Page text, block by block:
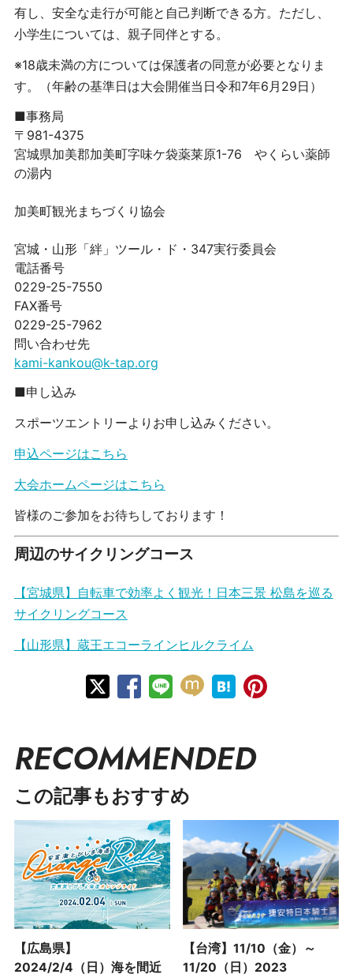
有し、安全な走行が可能と自己判断できる方。ただし、
小学生については、親子同伴とする。
※18歳未満の方については保護者の同意が必要となりま
す。（年齢の基準日は大会開催当日令和7年6月29日）
■事務局
〒981-4375
宮城県加美郡加美町字味ケ袋薬莱原1-76 やくらい薬師
の湯内
加美町観光まちづくり協会
宮城・山形「絆」ツール・ド・347実行委員会
電話番号
0229-25-7550
FAX番号
0229-25-7962
問い合わせ先
kami-kankou@k-tap.org
■申し込み
スポーツエントリーよりお申し込みください。
申込ページはこちら
大会ホームページはこちら
皆様のご参加をお待ちしております！
周辺のサイクリングコース
【宮城県】自転車で効率よく観光！日本三景 松島を巡る
サイクリングコース
【山形県】蔵王エコーラインヒルクライム
RECOMMENDED
この記事もおすすめ
【広島県】
2024/2/4（日）海を間近
【台湾】11/10（金）～
11/20（日）2023